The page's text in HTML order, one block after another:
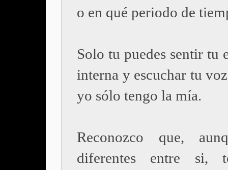
o en qué periodo de
Solo tu puedes sentir tu
interna y escuchar tu
yo sólo tengo la mía.
Reconozco que,
diferentes entre si,